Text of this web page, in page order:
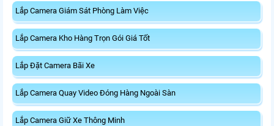
Lắp Camera Giám Sát Phòng Làm Việc
Lắp Camera Kho Hàng Trọn Gói Giá Tốt
Lắp Đặt Camera Bãi Xe
Lắp Camera Quay Video Đóng Hàng Ngoài Sàn
Lắp Camera Giữ Xe Thông Minh